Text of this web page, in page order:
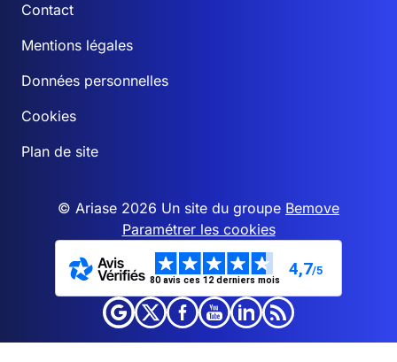
Contact
Mentions légales
Données personnelles
Cookies
Plan de site
© Ariase 2026 Un site du groupe Bemove
Paramétrer les cookies
80 avis ces 12 derniers mois
4,7/5